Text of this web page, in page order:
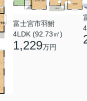
富士宮市羽鮒
4LDK (92.73㎡)
1,229万円